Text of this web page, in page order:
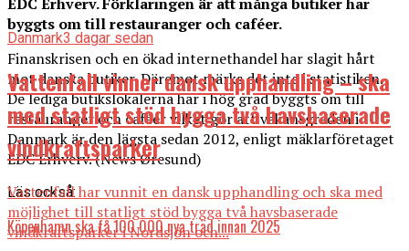
byggts om till restauranger och caféer.
Finanskrisen och en ökad internethandel har slagit hårt
mot danska butiker. Däremot märks det inte i statistiken.
De lediga butikslokalerna har i hög grad byggts om till
restauranger och caféer vilket gör att vakansgraden i
Danmark är den lägsta sedan 2012, enligt mäklarföretaget
EDC Erhverv. (News Øresund)
Läs också:
Köpenhamn ska få 100 000 nya träd innan 2025
Danmark3 dagar sedan
Vattenfall vinner dansk upphandling – ska
med statligt stöd bygga två havsbaserade
vindkraftsparker
Vattenfall har vunnit en dansk upphandling och ska med
möjlighet till statligt stöd bygga två havsbaserade
vindkraftsparker i Nordsjön och...